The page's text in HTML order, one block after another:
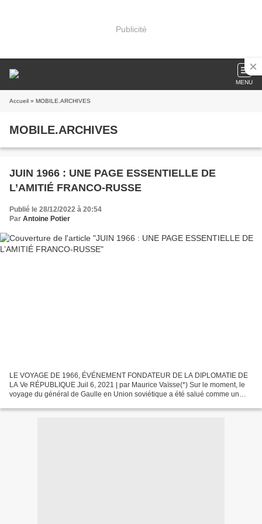
Publicité
MENU
Accueil » MOBILE.ARCHIVES
MOBILE.ARCHIVES
JUIN 1966 : UNE PAGE ESSENTIELLE DE
L’AMITIÉ FRANCO-RUSSE
Publié le 28/12/2022 à 20:54
Par Antoine Potier
LE VOYAGE DE 1966, ÉVÉNEMENT FONDATEUR DE LA DIPLOMATIE DE
LA Ve RÉPUBLIQUE Juil 6, 2021 | par Maurice Vaïsse(*) Sur le moment, le
voyage du général de Gaulle en Union soviétique a été salué comme un